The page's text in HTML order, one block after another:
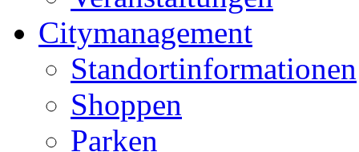
Citymanagement
Standortinformationen
Shoppen
Parken